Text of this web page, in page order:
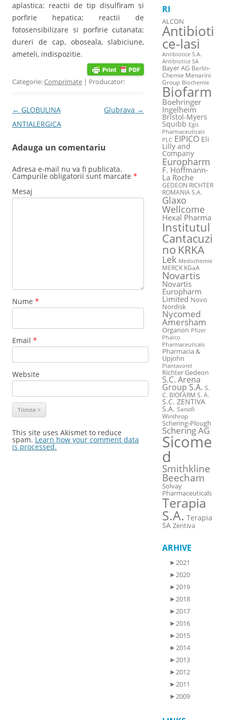
aplastica; reactii de tip disulfiram si
porfirie hepatica; reactii de
fotosensibilizare si porfirie cutanata;
dureri de cap, oboseala, slabiciune,
ameteli, indispozitie.
Categorie:Comprimate | Producator:
Post navigation
← GLOBULINA
ANTIALERGICA
Glubrava →
Adauga un comentariu
Adresa e-mail nu va fi publicata.
Campurile obligatorii sunt marcate *
Mesaj
Nume *
Email *
Website
This site uses Akismet to reduce
spam. Learn how your comment data
is processed.
RI
ALCON
Antibioti
ce-Iasi
Antibiotice S.A.
Antibiotice SA
Bayer AG Berlin-
Chemie Menarini
Group Biochemie
Biofarm
Boehringer
Ingelheim
Bristol-Myers
Squibb Egis
Pharmaceuticals
PLC EIPICO Eli
Lilly and
Company
Europharm
F. Hoffmann-
La Roche
GEDEON RICHTER
ROMANIA S.A.
Glaxo
Wellcome
Hexal Pharma
Institutul
Cantacuzi
no KRKA
Lek Medochemie
MERCK KGaA
Novartis
Novartis
Europharm
Limited Novo
Nordisk
Nycomed
Amersham
Organon Pfizer
Pharco
Pharmaceuticals
Pharmacia &
Upjohn
Plantavorel
Richter Gedeon
S.C. Arena
Group S.A. S.
C. BIOFARM S. A.
S.C. ZENTIVA
S.A. Sanofi
Winthrop
Schering-Plough
Schering AG
Sicome
d
Smithkline
Beecham
Solvay
Pharmaceuticals
Terapia
S.A. Terapia
SA Zentiva
ARHIVE
►2021
►2020
►2019
►2018
►2017
►2016
►2015
►2014
►2013
►2012
►2011
►2009